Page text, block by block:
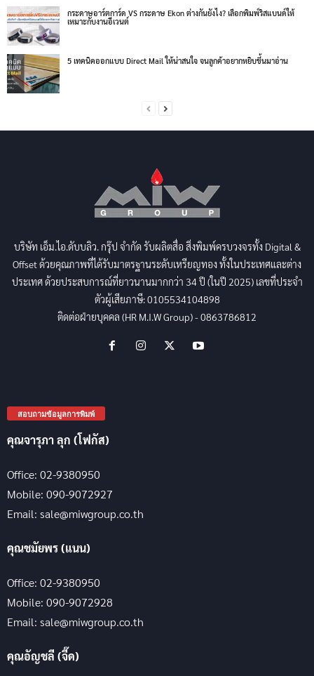
กระดาษอาร์ตการ์ด VS กระดาษ Ekon ต่างกันยังไง? เลือกพิมพ์ริสแบนด์ให้
เหมาะกับงานอีเวนต์
5 เทคนิคออกแบบ Direct Mail ให้น่าสนใจ จนลูกค้าอยากหยิบขึ้นมาอ่าน
บริษัท เอ็ม.ไอ.ดับบลิว. กรุ๊ป จำกัด รับผลิตสื่อ สิ่งพิมพ์ครบวงจรทั้ง Digital &
Offset ด้วยคุณภาพที่ได้รับมาตรฐานระดับเหรียญทอง ทั้งในประเทศและต่าง
ประเทศ ด้วยประสบการณ์ที่ยาวนานมากกว่า 34 ปี (ในปี 2025) เลขที่ประจำ
ตัวผู้เสียภาษี: 0105534104898
ติดต่อฝ่ายบุคคล (HR M.I.W Group) - 0863786812
สอบถามข้อมูลการพิมพ์
คุณจารุภา ลุก (โฟกัส)
Office: 02-9380950
Mobile: 090-9072927
Email: sale@miwgroup.co.th
คุณชมัยพร (แนน)
Office: 02-9380950
Mobile: 090-9072928
Email: sale@miwgroup.co.th
คุณอัญชลี (จี๊ด)